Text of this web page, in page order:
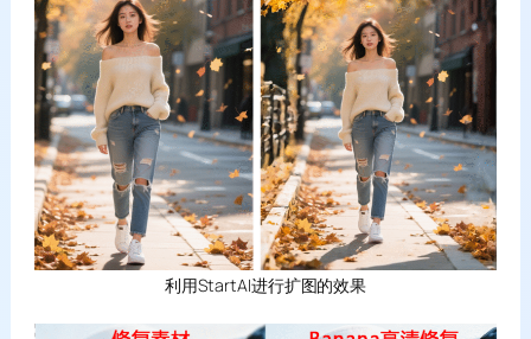
利用StartAI进行扩图的效果